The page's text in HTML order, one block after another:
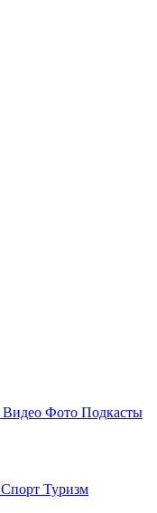
Видео Фото Подкасты
Спорт Туризм